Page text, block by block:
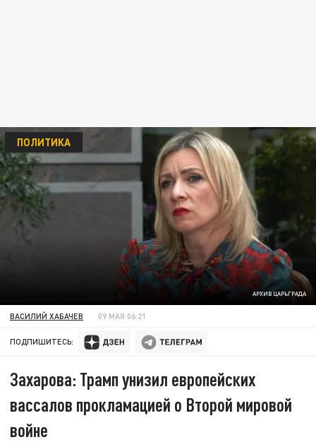
АРХИВ ЦАРЬГРАДА
ПОЛИТИКА
ВАСИЛИЙ ХАБАЧЕВ 09 МАЯ 06:21
ПОДПИШИТЕСЬ:
Захарова: Трамп унизил европейских
вассалов прокламацией о Второй мировой
войне